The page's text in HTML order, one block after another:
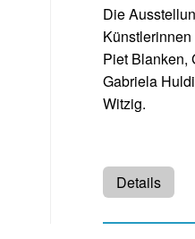
Die
Piet Blanken,
Gabriela
Witzig.
Details